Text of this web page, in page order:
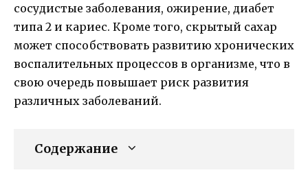
сосудистые заболевания, ожирение, диабет
типа 2 и кариес. Кроме того, скрытый сахар
может способствовать развитию хронических
воспалительных процессов в организме, что в
свою очередь повышает риск развития
различных заболеваний.
Содержание